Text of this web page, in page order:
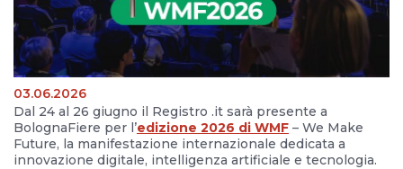
03.06.2026
Dal 24 al 26 giugno il Registro .it sarà presente a
BolognaFiere per l’edizione 2026 di WMF – We Make
Future, la manifestazione internazionale dedicata a
innovazione digitale, intelligenza artificiale e tecnologia.